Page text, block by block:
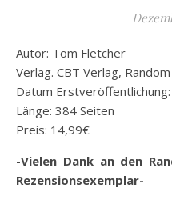
Autor: Tom Fletcher
Verlag. CBT Verlag,
Datum
Länge: 384 Seiten
Preis: 14,99€
-Vielen Dank an den
Rezensionsexemplar-